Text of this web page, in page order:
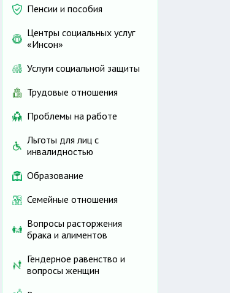
Пенсии и пособия
Центры социальных услуг
«Инсон»
Услуги социальной защиты
Трудовые отношения
Проблемы на работе
Льготы для лиц с
инвалидностью
Образование
Семейные отношения
Вопросы расторжения
брака и алиментов
Гендерное равенство и
вопросы женщин